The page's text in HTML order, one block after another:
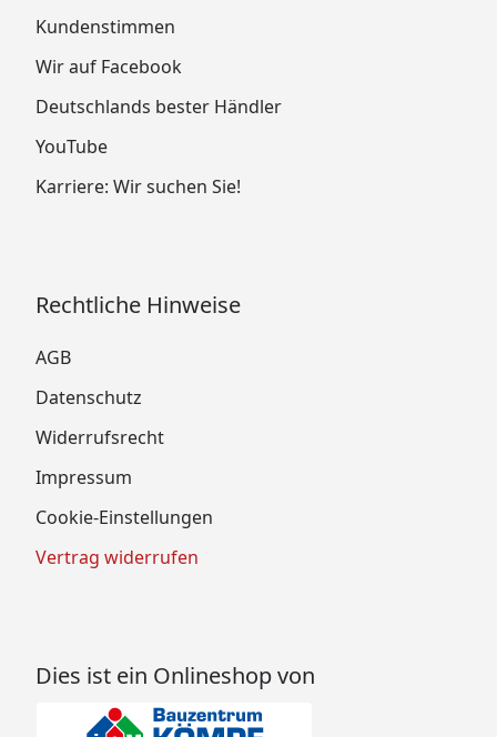
Kundenstimmen
Wir auf Facebook
Deutschlands bester Händler
YouTube
Karriere: Wir suchen Sie!
Rechtliche Hinweise
AGB
Datenschutz
Widerrufsrecht
Impressum
Cookie-Einstellungen
Vertrag widerrufen
Dies ist ein Onlineshop von